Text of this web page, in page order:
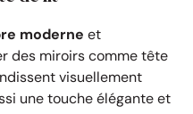
moderne et
des miroirs comme tête
visuellement
une touche élégante et